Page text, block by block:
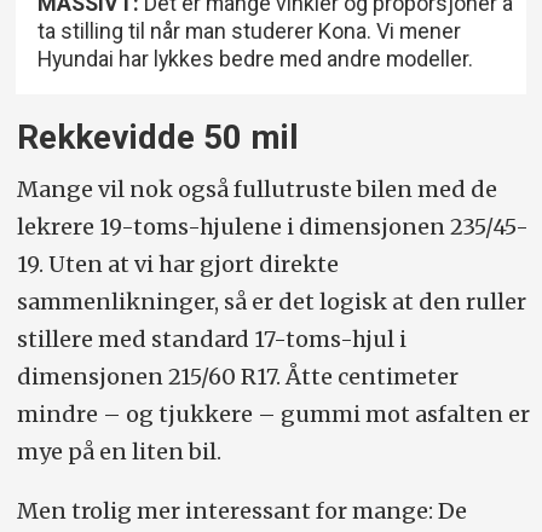
ta stilling til når man studerer Kona. Vi mener
Hyundai har lykkes bedre med andre modeller.
Rekkevidde 50 mil
Mange vil nok også fullutruste bilen med de
lekrere 19-toms-hjulene i dimensjonen 235/45-
19. Uten at vi har gjort direkte
sammenlikninger, så er det logisk at den ruller
stillere med standard 17-toms-hjul i
dimensjonen 215/60 R17. Åtte centimeter
mindre – og tjukkere – gummi mot asfalten er
mye på en liten bil.
Men trolig mer interessant for mange: De